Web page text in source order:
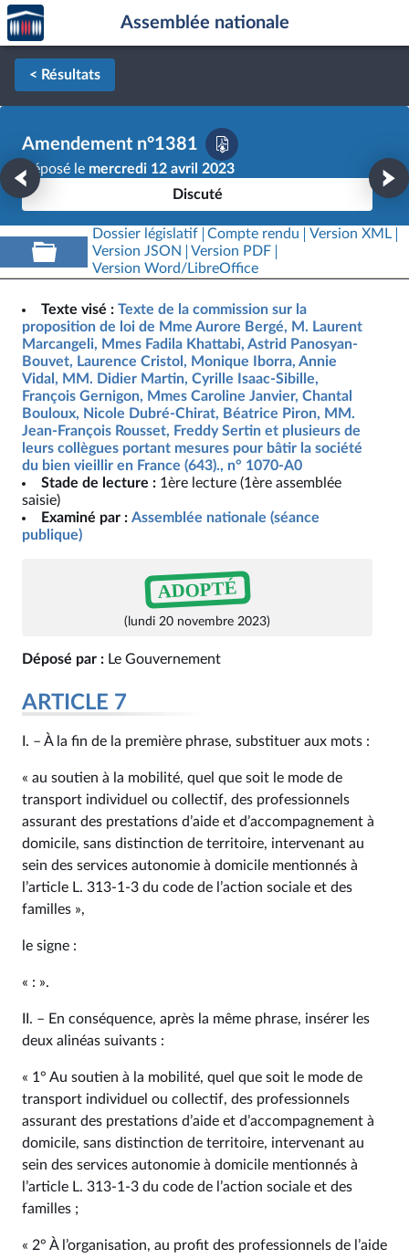
Aller au contenu
Aller en bas de la page
Accèder
à la
page
d'accueil
Assemblée nationale
< Résultats
Amendement n°1381
Déposé le mercredi 12 avril 2023
Discuté
Dossier législatif Compte rendu
Version XML
Version JSON
Version PDF
Version Word/LibreOffice
Texte visé : Texte de la commission sur la
proposition de loi de Mme Aurore Bergé, M. Laurent
Marcangeli, Mmes Fadila Khattabi, Astrid Panosyan-
Bouvet, Laurence Cristol, Monique Iborra, Annie
Vidal, MM. Didier Martin, Cyrille Isaac-Sibille,
François Gernigon, Mmes Caroline Janvier, Chantal
Bouloux, Nicole Dubré-Chirat, Béatrice Piron, MM.
Jean-François Rousset, Freddy Sertin et plusieurs de
leurs collègues portant mesures pour bâtir la société
du bien vieillir en France (643)., n° 1070-A0
Stade de lecture : 1ère lecture (1ère assemblée
saisie)
Examiné par : Assemblée nationale (séance
publique)
ADOPTÉ
(lundi 20 novembre 2023)
Déposé par : Le Gouvernement
ARTICLE 7
I. – À la fin de la première phrase, substituer aux mots :
« au soutien à la mobilité, quel que soit le mode de
transport individuel ou collectif, des professionnels
assurant des prestations d’aide et d’accompagnement à
domicile, sans distinction de territoire, intervenant au
sein des services autonomie à domicile mentionnés à
l’article L. 313‑1‑3 du code de l’action sociale et des
familles »,
le signe :
« : ».
II. – En conséquence, après la même phrase, insérer les
deux alinéas suivants :
« 1° Au soutien à la mobilité, quel que soit le mode de
transport individuel ou collectif, des professionnels
assurant des prestations d’aide et d’accompagnement à
domicile, sans distinction de territoire, intervenant au
sein des services autonomie à domicile mentionnés à
l’article L. 313‑1‑3 du code de l’action sociale et des
familles ;
« 2° À l’organisation, au profit des professionnels de l’aide